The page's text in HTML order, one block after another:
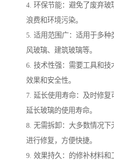
4. 环保节能：避免了废弃
浪费和环境污染。
5. 适用范围广：适用于多
风玻璃、建筑玻璃等。
6. 技术性强：需要工具和技
效果和安全性。
7. 延长使用寿命：及时修复
延长玻璃的使用寿命。
8. 无需拆卸：大多数情况
进行修复，方便快捷。
9. 效果持久：的修补材料